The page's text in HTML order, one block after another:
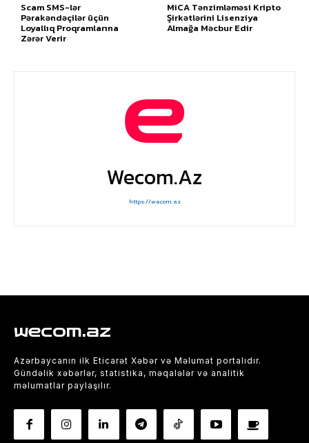
Scam SMS-lər
Pərakəndəçilər üçün
Loyallıq Proqramlarına
Zərər Verir
MiCA Tənzimləməsi Kripto
Şirkətlərini Lisenziya
Almağa Məcbur Edir
Wecom.az
https://wecom.az
wecom.az
Azərbaycanın ilk Eticarət Xəbər və Məlumat portalıdır.
Gündəlik xəbərlər, statistika, məqalələr və analitik
məlumatlar paylaşılır.